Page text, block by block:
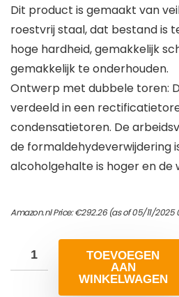
Dit product is gemaakt van
roestvrij staal, dat bestand is
hoge hardheid, gemakkelijk
gemakkelijk te onderhouden.
Ontwerp met dubbele toren:
verdeeld in een
condensatietoren. De
de formaldehydeverwijdering
alcoholgehalte is hoger en de
Amazon.nl Price:€292.26(as of 05/11/2025
TOEVOEGEN
AAN
WINKELWAGEN